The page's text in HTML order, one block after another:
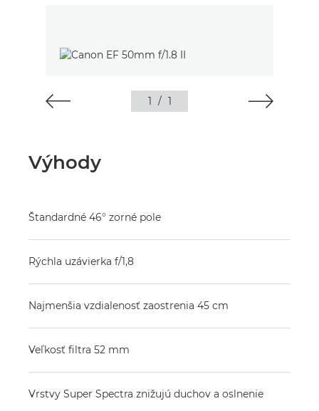
1 / 1
Výhody
Štandardné 46° zorné pole
Rýchla uzávierka f/1,8
Najmenšia vzdialenosť zaostrenia 45 cm
Veľkosť filtra 52 mm
Vrstvy Super Spectra znižujú duchov a oslnenie